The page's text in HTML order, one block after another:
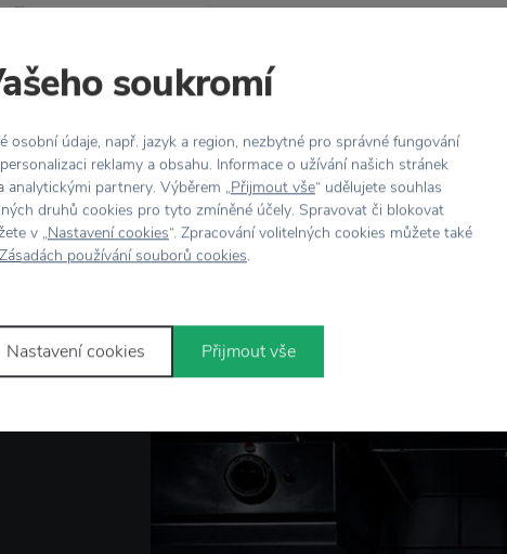
Kolekce
Materiál
Rozměr
soukromí
osobní údaje, např. jazyk a region, nezbytné pro správné fungování
reklamy a obsahu. Informace o užívání našich stránek
analytickými partnery. Výběrem „Přijmout vše“ udělujete souhlas
druhů cookies pro tyto zmíněné účely. Spravovat či blokovat
v „Nastavení cookies“. Zpracování volitelných cookies můžete také
Zásadách používání souborů cookies.
Nastavení cookies Přijmout vše